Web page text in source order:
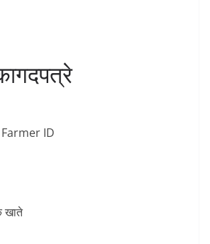
Farmer ID
खाते